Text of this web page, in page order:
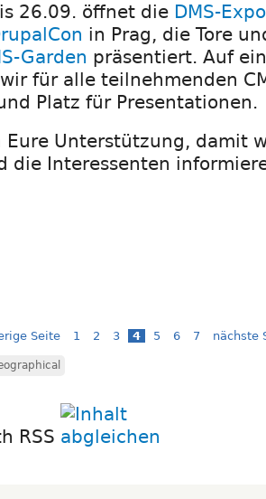
26.09. öffnet die DMS-Expo
in Prag, die Tore
Garden präsentiert. Auf
für alle teilnehmenden
Platz für Presentationen.
Eure Unterstützung, damit
die Interessenten
Seite 1 2 3 4 5 6 7 nächste
RSS